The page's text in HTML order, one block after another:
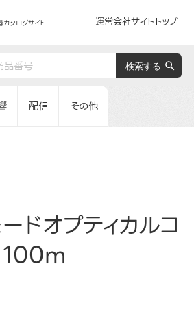
カタログサイト 運営会社サイトトップ
配信 その他
ドオプティカルコ
100m